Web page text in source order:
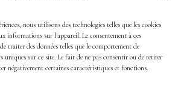
nous utilisons des technologies telles que les cookies
informations sur l'appareil. Le consentement à ces
traiter des données telles que le comportement de
sur ce site. Le fait de ne pas consentir ou de retirer
négativement certaines caractéristiques et fonctions.